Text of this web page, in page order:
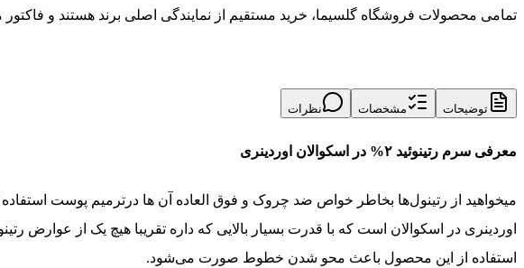
تمامی محصولات فروشگاه گلسیما، خرید مستقیم از نمایندگی اصلی برند هستند و فاکتور
توضیحات مشخصات نظرات
معرفی سرم رتینوئید ۲% در اسکوالان اوردینری
اوردینری در اسکوالان است که با قدرت بسیار بالایی که داره تقریبا هیچ یک از
استفاده از این محصول باعث محو شدن خطوط صورت می‌شود.